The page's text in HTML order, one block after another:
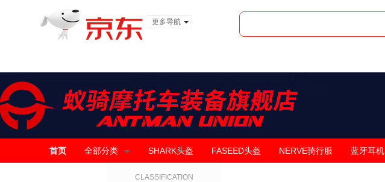
更多导航
首页 全部分类 SHARK头盔 FASEED头盔 NERVE骑行服 蓝牙耳机
CLASSIFICATION